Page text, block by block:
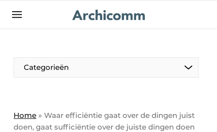
NL be-FR
Categorieën
Home » Waar efficiëntie gaat over de dingen juist
doen, gaat sufficiëntie over de juiste dingen doen